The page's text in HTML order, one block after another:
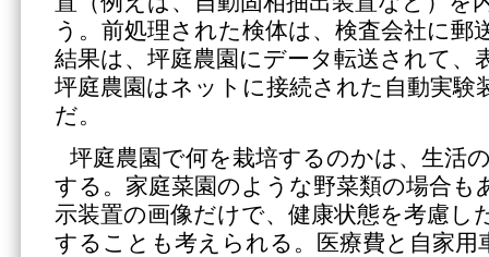
う。前処理された検体は、検査会社に郵
結果は、坪庭農園にデータ転送されて、
坪庭農園はネットに接続された自動実験
だ。
坪庭農園で何を栽培するのかは、生活
する。家庭菜園のような野菜類の場合も
示装置の画像だけで、健康状態を考慮し
することも考えられる。医療費と自家用